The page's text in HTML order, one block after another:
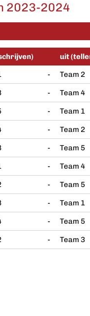
2023-2024
uit
- Team 2
- Team 4
- Team 1
- Team 2
- Team 5
- Team 4
- Team 5
- Team 1
- Team 5
- Team 3